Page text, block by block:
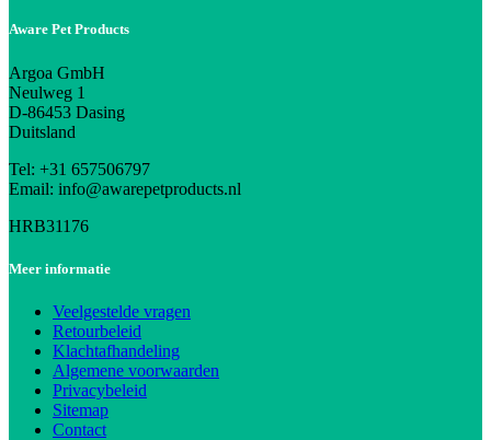
Aware Pet Products
Argoa GmbH
Neulweg 1
D-86453 Dasing
Duitsland
Tel: +31 657506797
Email: info@awarepetproducts.nl
HRB31176
Meer informatie
Veelgestelde vragen
Retourbeleid
Klachtafhandeling
Algemene voorwaarden
Privacybeleid
Sitemap
Contact